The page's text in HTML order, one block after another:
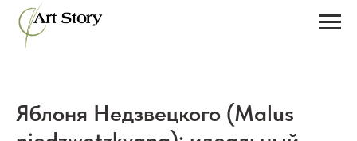
Яблоня Недзвецкого (Malus